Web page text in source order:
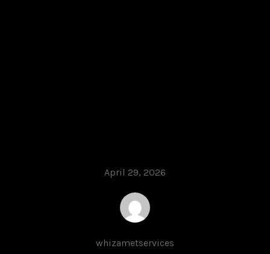
April 29, 2026
whizametservices